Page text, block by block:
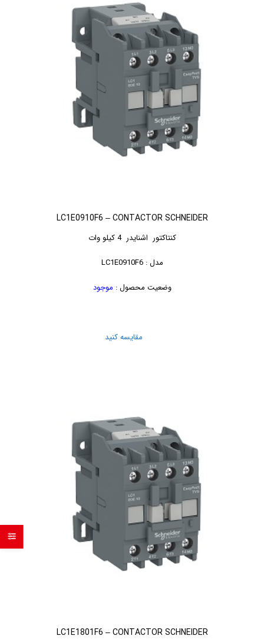
LC1E0910F6 – CONTACTOR SCHNEIDER
کنتاکتور اشنایدر 4 کیلو وات
مدل : LC1E0910F6
وضعیت محصول : موجود
مقایسه کنید
LC1E1801F6 – CONTACTOR SCHNEIDER